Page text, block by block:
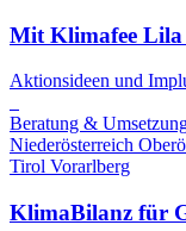
Mit Klimafee
Aktionsideen und
Beratung &
Niederösterreich
Tirol Vorarlberg
KlimaBilanz für